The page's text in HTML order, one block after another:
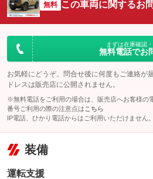
無料 この車両に関するお
まずは在庫確認
無料電話でお
お気軽にどうぞ。問合せ後に何度もご連絡が
ドレスは販売店に公開されません。
※無料電話をご利用の場合は、販売店へお客様の
番号ご利用の際の注意点は こちら
IP電話、ひかり電話からはご利用いただけません。
装備
運転支援